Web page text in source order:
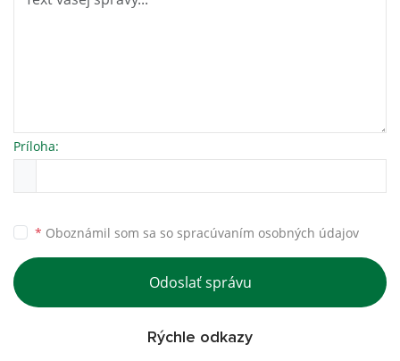
Príloha:
* Oboznámil som sa so spracúvaním osobných údajov
Odoslať správu
Rýchle odkazy